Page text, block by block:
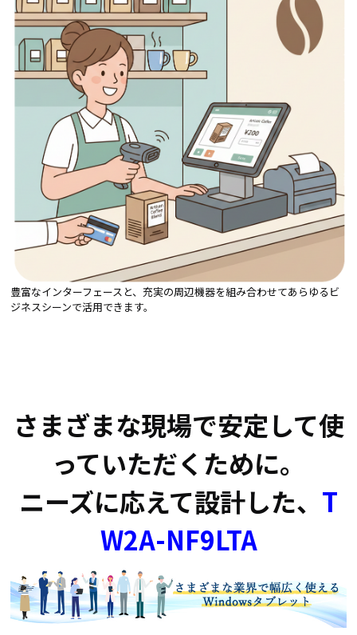
豊富なインターフェースと、充実の周辺機器を組み合わせてあらゆるビ
ジネスシーンで活用できます。
さまざまな現場で安定して使
っていただくために。
ニーズに応えて設計した、 T
W2A-NF9LTA